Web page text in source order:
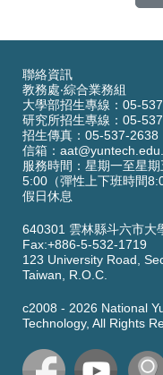
聯絡資訊
教務處‧綜合業務組
大學部招生專線：05-
研究所招生專線：05-
招生傳真：05-537-2638
信箱：
服務時間：星期一至星
5:00（彈性上下班時間
假日休息
640301 雲林縣斗六市大
Fax:+886-5-532-1719
123 University Road,
Taiwan, R.O.C.
c2008 - 2026 National
Technology, All Rights